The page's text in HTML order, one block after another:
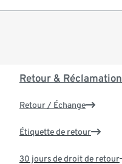
Retour & Réclamation
Retour / Échange
Étiquette de retour
30 jours de droit de retour